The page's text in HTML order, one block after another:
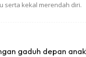
serta kekal merendah diri.
gaduh depan